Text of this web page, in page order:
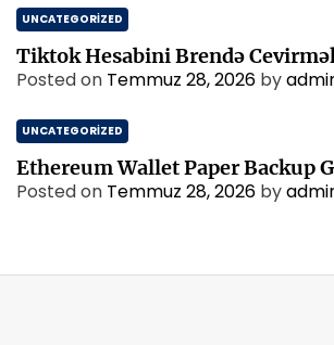
UNCATEGORIZED
Tiktok Hesabini Brendə
Posted on Temmuz 28, 2026 by
UNCATEGORIZED
Ethereum Wallet Paper Backup
Posted on Temmuz 28, 2026 by